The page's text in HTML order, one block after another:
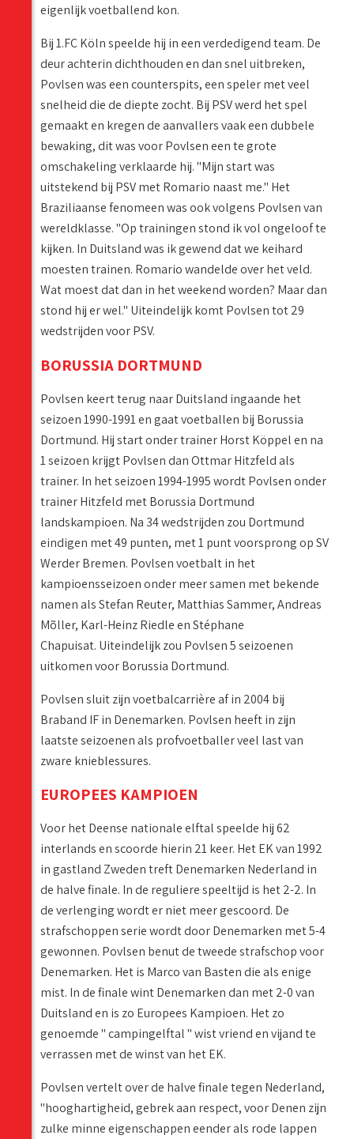
eigenlijk voetballend kon.
Bij 1.FC Köln speelde hij in een verdedigend team. De
deur achterin dichthouden en dan snel uitbreken,
Povlsen was een counterspits, een speler met veel
snelheid die de diepte zocht. Bij PSV werd het spel
gemaakt en kregen de aanvallers vaak een dubbele
bewaking, dit was voor Povlsen een te grote
omschakeling verklaarde hij. "Mijn start was
uitstekend bij PSV met Romario naast me." Het
Braziliaanse fenomeen was ook volgens Povlsen van
wereldklasse. "Op trainingen stond ik vol ongeloof te
kijken. In Duitsland was ik gewend dat we keihard
moesten trainen. Romario wandelde over het veld.
Wat moest dat dan in het weekend worden? Maar dan
stond hij er wel." Uiteindelijk komt Povlsen tot 29
wedstrijden voor PSV.
BORUSSIA DORTMUND
Povlsen keert terug naar Duitsland ingaande het
seizoen 1990-1991 en gaat voetballen bij Borussia
Dortmund. Hij start onder trainer Horst Köppel en na
1 seizoen krijgt Povlsen dan Ottmar Hitzfeld als
trainer. In het seizoen 1994-1995 wordt Povlsen onder
trainer Hitzfeld met Borussia Dortmund
landskampioen. Na 34 wedstrijden zou Dortmund
eindigen met 49 punten, met 1 punt voorsprong op SV
Werder Bremen. Povlsen voetbalt in het
kampioensseizoen onder meer samen met bekende
namen als Stefan Reuter, Matthias Sammer, Andreas
Mõller, Karl-Heinz Riedle en Stéphane
Chapuisat. Uiteindelijk zou Povlsen 5 seizoenen
uitkomen voor Borussia Dortmund.
Povlsen sluit zijn voetbalcarrière af in 2004 bij
Braband IF in Denemarken. Povlsen heeft in zijn
laatste seizoenen als profvoetballer veel last van
zware knieblessures.
EUROPEES KAMPIOEN
Voor het Deense nationale elftal speelde hij 62
interlands en scoorde hierin 21 keer. Het EK van 1992
in gastland Zweden treft Denemarken Nederland in
de halve finale. In de reguliere speeltijd is het 2-2. In
de verlenging wordt er niet meer gescoord. De
strafschoppen serie wordt door Denemarken met 5-4
gewonnen. Povlsen benut de tweede strafschop voor
Denemarken. Het is Marco van Basten die als enige
mist. In de finale wint Denemarken dan met 2-0 van
Duitsland en is zo Europees Kampioen. Het zo
genoemde '' campingelftal '' wist vriend en vijand te
verrassen met de winst van het EK.
Povlsen vertelt over de halve finale tegen Nederland,
"hooghartigheid, gebrek aan respect, voor Denen zijn
zulke minne eigenschappen eender als rode lappen